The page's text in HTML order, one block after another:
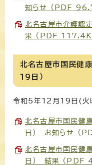
知らせ （PDF
北名古屋市介護認
果 （PDF
北名古屋市国民健
19日）
令和5年12月19日(
北名古屋市国民健
日） お知らせ （
北名古屋市国民健
日） 結果 （PDF